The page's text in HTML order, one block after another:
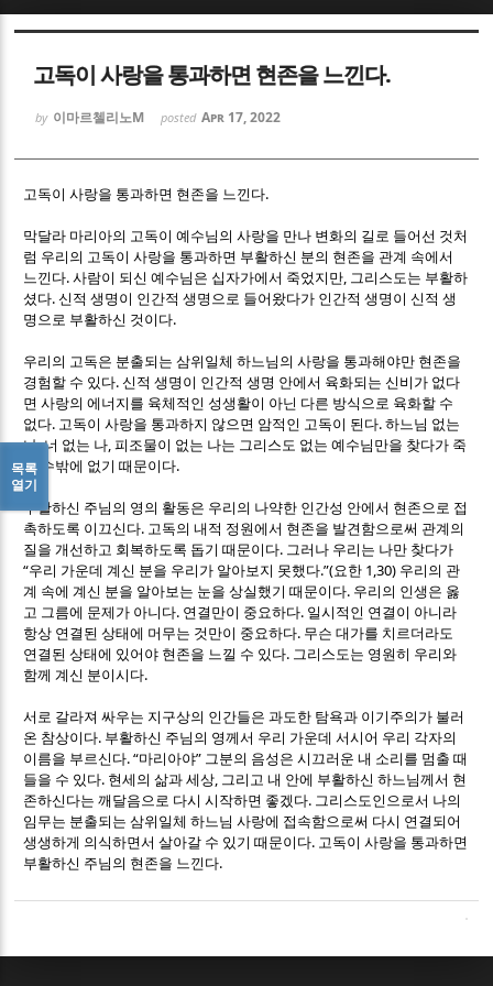
고독이 사랑을 통과하면 현존을 느낀다.
by 이마르첼리노M posted Apr 17, 2022
고독이 사랑을 통과하면 현존을 느낀다.
막달라 마리아의 고독이 예수님의 사랑을 만나 변화의 길로 들어선 것처
럼 우리의 고독이 사랑을 통과하면 부활하신 분의 현존을 관계 속에서
느낀다.사람이 되신 예수님은 십자가에서 죽었지만, 그리스도는 부활하
셨다.신적 생명이 인간적 생명으로 들어왔다가 인간적 생명이 신적 생
명으로 부활하신 것이다.
우리의 고독은 분출되는 삼위일체 하느님의 사랑을 통과해야만 현존을
경험할 수 있다.신적 생명이 인간적 생명 안에서 육화되는 신비가 없다
면 사랑의 에너지를 육체적인 성생활이 아닌 다른 방식으로 육화할 수
없다. 고독이 사랑을 통과하지 않으면 암적인 고독이 된다.하느님 없는
나,너 없는 나,피조물이 없는 나는 그리스도 없는 예수님만을 찾다가 죽
을 수밖에 없기 때문이다.
부활하신 주님의 영의 활동은 우리의 나약한 인간성 안에서 현존으로 접
촉하도록 이끄신다. 고독의 내적 정원에서 현존을 발견함으로써 관계의
질을 개선하고 회복하도록 돕기 때문이다. 그러나 우리는 나만 찾다가
“우리 가운데 계신 분을 우리가 알아보지 못했다.”(요한 1,30) 우리의 관
계 속에 계신 분을 알아보는 눈을 상실했기 때문이다. 우리의 인생은 옳
고 그름에 문제가 아니다. 연결만이 중요하다. 일시적인 연결이 아니라
항상 연결된 상태에 머무는 것만이 중요하다. 무슨 대가를 치르더라도
연결된 상태에 있어야 현존을 느낄 수 있다. 그리스도는 영원히 우리와
함께 계신 분이시다.
서로 갈라져 싸우는 지구상의 인간들은 과도한 탐욕과 이기주의가 불러
온 참상이다. 부활하신 주님의 영께서 우리 가운데 서시어 우리 각자의
이름을 부르신다. “마리아야” 그분의 음성은 시끄러운 내 소리를 멈출 때
들을 수 있다. 현세의 삶과 세상, 그리고 내 안에 부활하신 하느님께서 현
존하신다는 깨달음으로 다시 시작하면 좋겠다. 그리스도인으로서 나의
임무는 분출되는 삼위일체 하느님 사랑에 접속함으로써 다시 연결되어
생생하게 의식하면서 살아갈 수 있기 때문이다. 고독이 사랑을 통과하면
부활하신 주님의 현존을 느낀다.
목록
열기
Sketchbook5, 스케치북5
Sketchbook5, 스케치북5
Sketchbook5, 스케치북5
Sketchbook5, 스케치북5